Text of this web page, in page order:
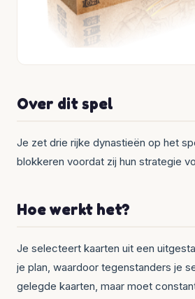
Over dit spel
Je zet drie rijke dynastieën op het
blokkeren voordat zij hun strategie
Hoe werkt het?
Je selecteert kaarten uit een
je plan, waardoor tegenstanders je
gelegde kaarten, maar moet